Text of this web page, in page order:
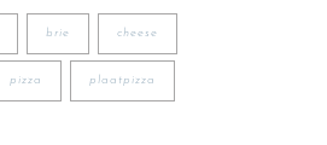
brie cheese
pizza plaatpizza